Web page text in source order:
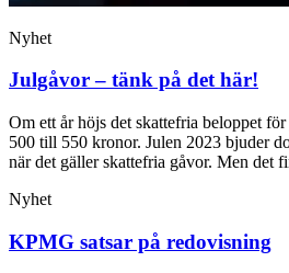
Nyhet
Julgåvor – tänk på det här!
Om ett år höjs det skattefria beloppet
500 till 550 kronor. Julen 2023 bjuder
när det gäller skattefria gåvor. Men det
Nyhet
KPMG satsar på redovisning